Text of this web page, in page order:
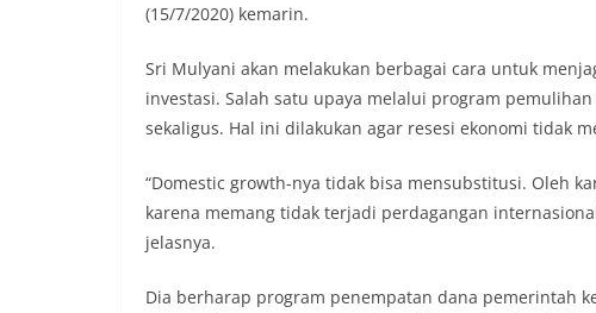
(15/7/2020) kemarin.
Sri Mulyani akan melakukan berbagai cara untuk
investasi. Salah satu upaya melalui program
sekaligus. Hal ini dilakukan agar resesi ekonomi tidak
“Domestic growth-nya tidak bisa mensubstitusi. Oleh
karena memang tidak terjadi perdagangan
jelasnya.
Dia berharap program penempatan dana pemerintah